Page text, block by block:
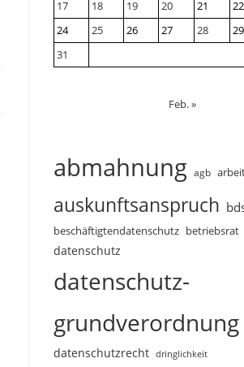
17 18 19 20 21 22
24
25 26 27 28 29
31
Feb. »
abmahnung agb
auskunftsanspruch
beschäftigtendatenschutz betriebsrat
datenschutz
datenschutz-
grundverordnung
datenschutzrecht dringlichkeit